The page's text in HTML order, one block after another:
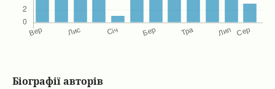
Біографії авторів